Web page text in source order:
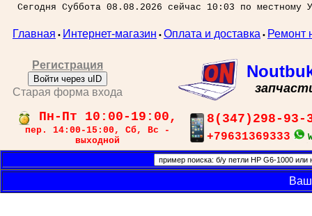
Сегодня Суббота 08.08.2026 сейчас 10:03 по местному
Главная • Интернет-магазин • Оплата и доставка • Ремонт
Регистрация
Войти через uID
Старая форма входа
Пн-Пт 10:00-19:00,
пер. 14:00-15:00, Сб, Вс -
выходной
8(347)298-93-
+79631369333